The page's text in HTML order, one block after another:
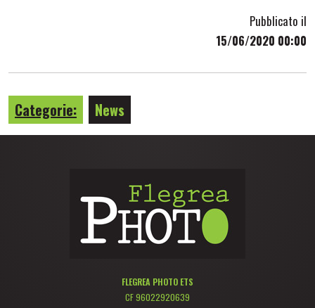
Pubblicato il
15/06/2020 00:00
Categorie: News
FLEGREA PHOTO ETS
CF 96022920639